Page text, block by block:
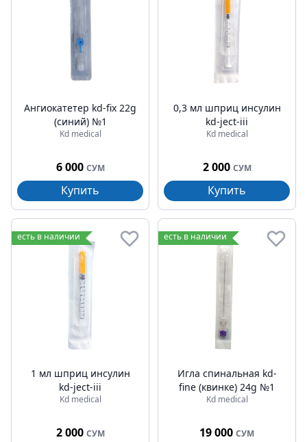
Ангиокатетер kd-fix 22g
(синий) №1
Kd medical
6 000 СУМ
Купить
0,3 мл шприц инсулин
kd-ject-iii
Kd medical
2 000 СУМ
Купить
есть в наличии
1 мл шприц инсулин
kd-ject-iii
Kd medical
2 000 СУМ
есть в наличии
Игла спинальная kd-
fine (квинке) 24g №1
Kd medical
19 000 СУМ